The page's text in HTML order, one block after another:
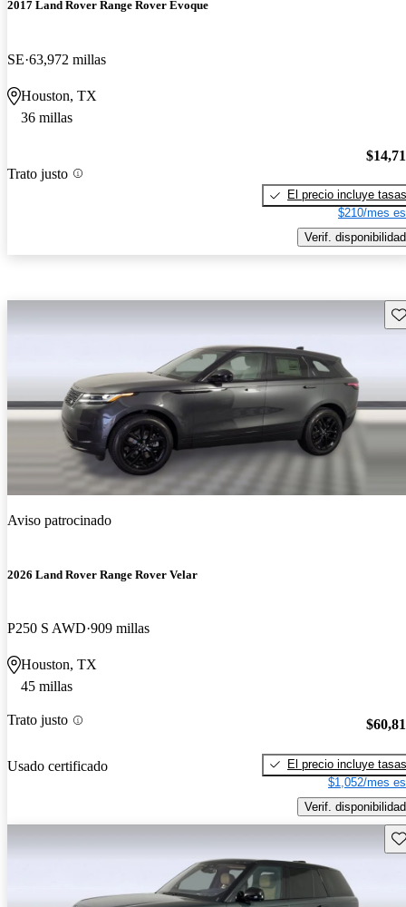
2017 Land Rover Range Rover Evoque
SE 63,972 millas
Houston, TX
36 millas
Trato justo
El precio incluye tasas
$210/mes
Verif. disponibilidad
Aviso patrocinado
2026 Land Rover Range Rover Velar
P250 S AWD 909 millas
Houston, TX
45 millas
Trato justo
Usado certificado
El precio incluye tasas
$1,052/mes
Verif. disponibilidad